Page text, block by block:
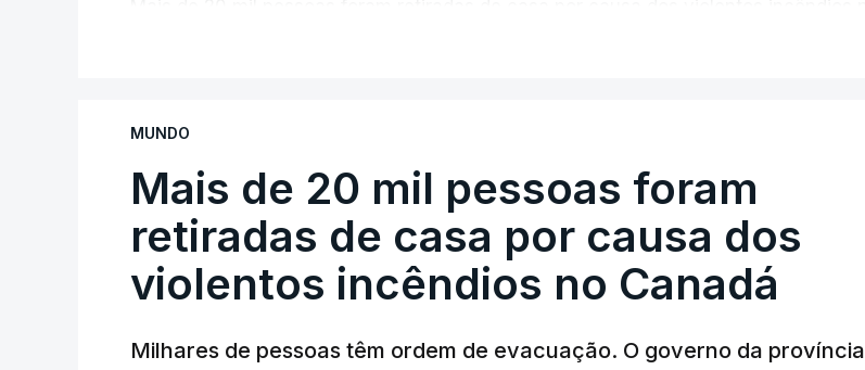
MUNDO
Mais de 20 mil pessoas foram
retiradas de casa por causa dos
violentos incêndios no Canadá
Milhares de pessoas têm ordem de evacuação. O governo da província